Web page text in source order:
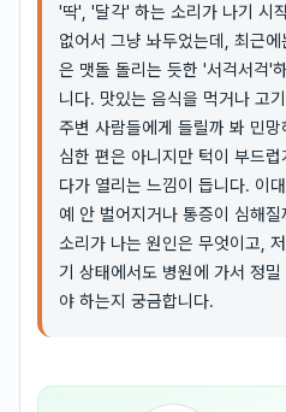
'딱', '달각' 하는 소리가 나기 시
없어서 그냥 놔두었는데, 최근
은 맷돌 돌리는 듯한 '서걱서걱'
니다. 맛있는 음식을 먹거나 고
주변 사람들에게 들릴까 봐 민
심한 편은 아니지만 턱이 부드
다가 열리는 느낌이 듭니다. 이
예 안 벌어지거나 통증이 심해
소리가 나는 원인은 무엇이고,
기 상태에서도 병원에 가서 정
야 하는지 궁금합니다.